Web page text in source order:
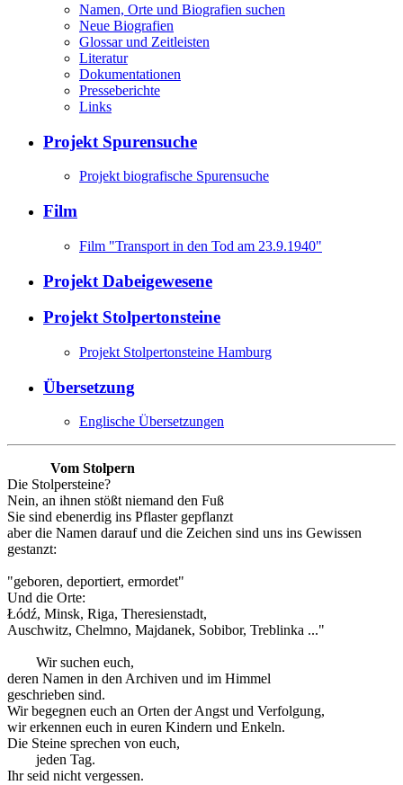
Namen, Orte und Biografien suchen
Neue Biografien
Glossar und Zeitleisten
Literatur
Dokumentationen
Presseberichte
Links
Projekt Spurensuche
Projekt biografische Spurensuche
Film
Film "Transport in den Tod am 23.9.1940"
Projekt Dabeigewesene
Projekt Stolpertonsteine
Projekt Stolpertonsteine Hamburg
Übersetzung
Englische Übersetzungen
Vom Stolpern
Die Stolpersteine?
Nein, an ihnen stößt niemand den Fuß
Sie sind ebenerdig ins Pflaster gepflanzt
aber die Namen darauf und die Zeichen sind uns ins Gewissen
gestanzt:
"geboren, deportiert, ermordet"
Und die Orte:
Łódź, Minsk, Riga, Theresienstadt,
Auschwitz, Chelmno, Majdanek, Sobibor, Treblinka ..."
Wir suchen euch,
deren Namen in den Archiven und im Himmel
geschrieben sind.
Wir begegnen euch an Orten der Angst und Verfolgung,
wir erkennen euch in euren Kindern und Enkeln.
Die Steine sprechen von euch,
jeden Tag.
Ihr seid nicht vergessen.